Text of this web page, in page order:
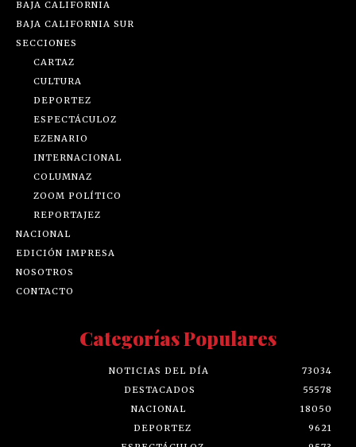
BAJA CALIFORNIA
BAJA CALIFORNIA SUR
SECCIONES
CARTAZ
CULTURA
DEPORTEZ
ESPECTÁCULOZ
EZENARIO
INTERNACIONAL
COLUMNAZ
ZOOM POLÍTICO
REPORTAJEZ
NACIONAL
EDICIÓN IMPRESA
NOSOTROS
CONTACTO
Categorías Populares
NOTICIAS DEL DÍA
73034
DESTACADOS
55578
NACIONAL
18050
DEPORTEZ
9621